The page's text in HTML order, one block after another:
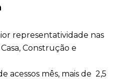
representatividade nas
Construção e
acessos mês, mais de 2,5